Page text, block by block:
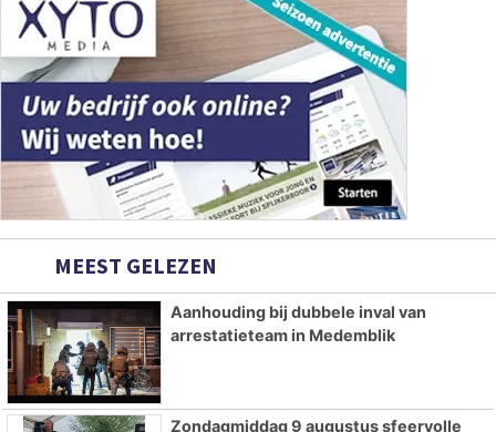
MEEST GELEZEN
Aanhouding bij dubbele inval van
arrestatieteam in Medemblik
Zondagmiddag 9 augustus sfeervolle